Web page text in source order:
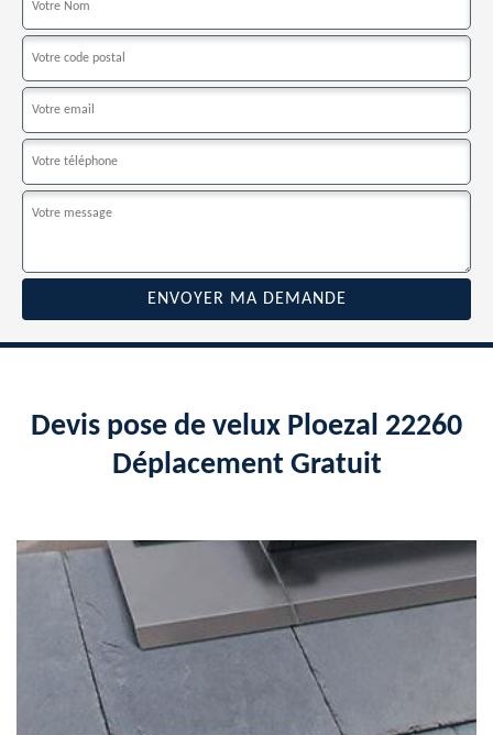
Devis pose de velux Ploezal 22260
Déplacement Gratuit